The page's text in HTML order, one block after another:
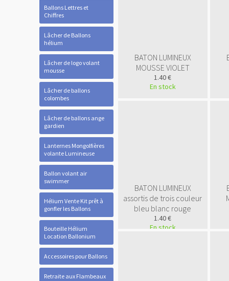
Ballons Lettres et
Chiffres
Lâcher de Ballons
hélium
Lâcher de logo volant
mousse
Lâcher de ballons
colombes
Lâcher de ballons ange
gardien
Lanternes Mongolfières
volante Lumineuse
Ballon volant air
swimmer
Hélium Vente Kit prêt à
gonfler les Ballons
Bouteille Hélium
Location Ballonium
Accessoires pour Ballons
Retraite aux Flambeaux
BATON LUMINEUX
MOUSSE VIOLET
1.40 €
En stock
BATON LUMINEUX
assortis de trois couleur
bleu blanc rouge
1.40 €
En stock